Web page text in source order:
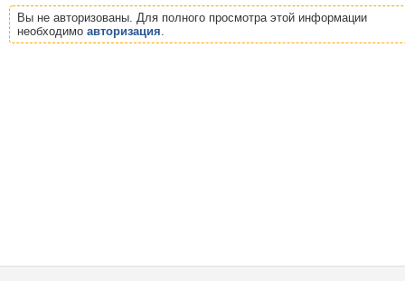
Вы не авторизованы. Для полного просмотра этой информации
необходимо авторизация.